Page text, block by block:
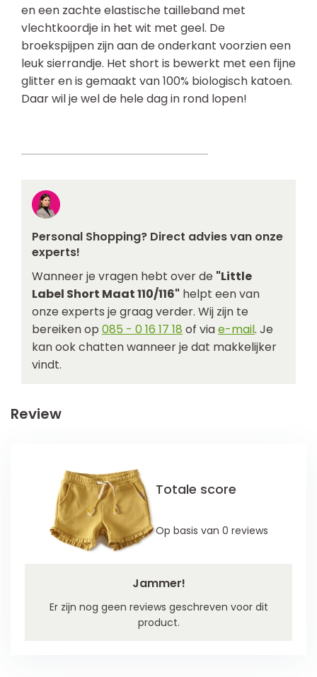
en een zachte elastische tailleband met
vlechtkoordje in het wit met geel. De
broekspijpen zijn aan de onderkant voorzien een
leuk sierrandje. Het short is bewerkt met een fijne
glitter en is gemaakt van 100% biologisch katoen.
Daar wil je wel de hele dag in rond lopen!
Personal Shopping? Direct advies van onze
experts!
Wanneer je vragen hebt over de "Little
Label Short Maat 110/116" helpt een van
onze experts je graag verder. Wij zijn te
bereiken op 085 - 0 16 17 18 of viae-mail. Je
kan ook chatten wanneer je dat makkelijker
vindt.
Review
Jammer!
Er zijn nog geen reviews geschreven voor dit
product.
Totale score
Op basis van 0 reviews